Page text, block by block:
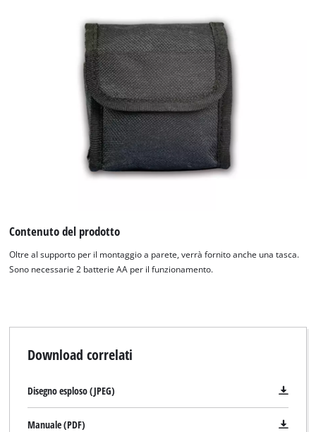
Contenuto del prodotto
Oltre al supporto per il montaggio a parete, verrà fornito anche una tasca.
Sono necessarie 2 batterie AA per il funzionamento.
Download correlati
Disegno esploso (JPEG)
Manuale (PDF)